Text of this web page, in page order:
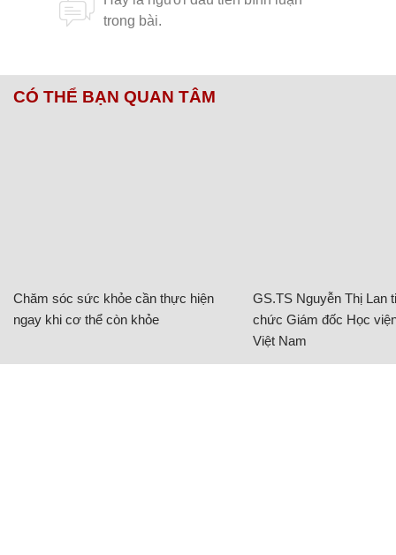
CÓ THỂ BẠN QUAN TÂM
Chăm sóc sức khỏe cần thực hiện
ngay khi cơ thể còn khỏe
GS.TS Nguyễn Thị Lan
chức Giám đốc Học
Việt Nam